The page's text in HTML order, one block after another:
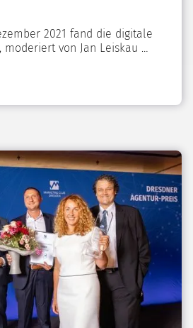
2021 fand die digitale
moderiert von Jan Leiskau